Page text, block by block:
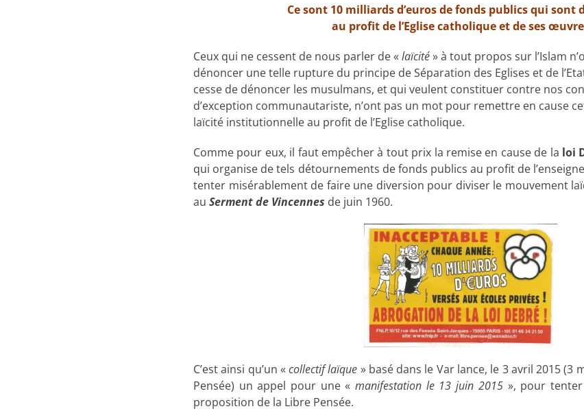
Ce sont 10 milliards d’euros de fonds publics qui sont
au profit de l’Eglise catholique et de ses
Ceux qui ne cessent de nous parler de « laïcité» à tout propos sur l’Islam
dénoncer une telle rupture du principe de Séparation des Eglises et de
cesse de dénoncer les musulmans, et qui veulent constituer contre nos
d’exception communautariste, n’ont pas un mot pour remettre en cause
laïcité institutionnelle au profit de l’Eglise catholique.
Comme pour eux, il faut empêcher à tout prix la remise en cause de la loi
qui organise de tels détournements de fonds publics au profit de
tenter misérablement de faire une diversion pour diviser le mouvement
au Serment de Vincennes de juin 1960.
C’est ainsi qu’un «collectif laïque » basé dans le Var lance, le 3 avril 2015 (3
Pensée) un appel pour une «manifestation le 13 juin 2015», pour tenter
proposition de la Libre Pensée.